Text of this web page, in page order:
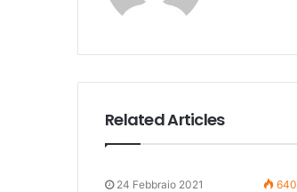
Related Articles
24 Febbraio 2021 640